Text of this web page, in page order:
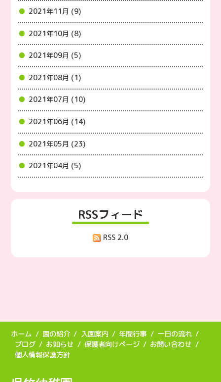
2021年11月 (9)
2021年10月 (8)
2021年09月 (5)
2021年08月 (1)
2021年07月 (10)
2021年06月 (14)
2021年05月 (23)
2021年04月 (5)
RSSフィード
RSS 2.0
ホーム 園の紹介 入園案内 年間行事
一日の流れ
ブログ
お知らせ 保護者向けページ
お問い合わせ
個人情報保護方針